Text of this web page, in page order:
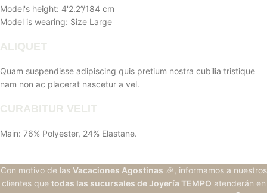
Model's height: 4'2.2”/184 cm
Model is wearing: Size Large
ALIQUET
Quam suspendisse adipiscing quis pretium nostra cubilia tristique
nam non ac placerat nascetur a vel.
CURABITUR VELIT
Main: 76% Polyester, 24% Elastane.
Con motivo de las Vacaciones Agostinas 🎉, informamos a nuestros
clientes que todas las sucursales de Joyería TEMPO atenderán en